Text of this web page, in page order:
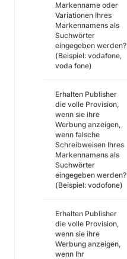
Markenname oder
Variationen Ihres
Markennamens als
Suchwörter
eingegeben werden?
(Beispiel: vodafone,
voda fone)
Erhalten Publisher
die volle Provision,
wenn sie ihre
Werbung anzeigen,
wenn falsche
Schreibweisen Ihres
Markennamens als
Suchwörter
eingegeben werden?
(Beispiel: vodofone)
Erhalten Publisher
die volle Provision,
wenn sie ihre
Werbung anzeigen,
wenn Ihr